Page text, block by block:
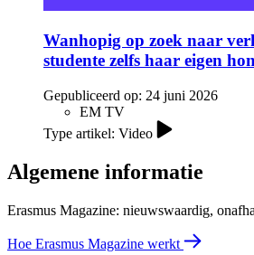
Wanhopig op zoek naar
studente zelfs haar eigen
Gepubliceerd op: 24 juni 2026
EM TV
Type artikel: Video
Algemene informatie
Erasmus Magazine: nieuwswaardig,
Hoe Erasmus Magazine werkt